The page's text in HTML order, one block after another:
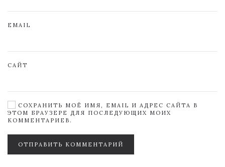
EMAIL
САЙТ
СОХРАНИТЬ МОЁ ИМЯ, EMAIL И АДРЕС САЙТА В
ЭТОМ БРАУЗЕРЕ ДЛЯ ПОСЛЕДУЮЩИХ МОИХ
КОММЕНТАРИЕВ.
ОТПРАВИТЬ КОММЕНТАРИЙ